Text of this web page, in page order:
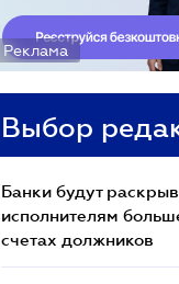
Реклама
Выбор
Банки будут
исполнителям
счетах должников